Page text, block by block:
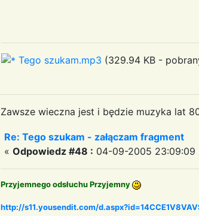
Tego szukam.mp3 (329.94 KB -
Zawsze wieczna jest i będzie muzyka lat
Re: Tego szukam - załączam fragment
« Odpowiedz #48 : 04-09-2005 23:09:09
Przyjemnego odsłuchu Przyjemny
http://s11.yousendit.com/